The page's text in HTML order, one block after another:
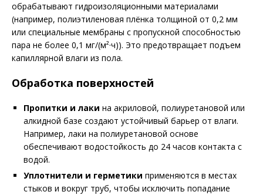
обрабатывают гидроизоляционными материалами
(например, полиэтиленовая плёнка толщиной от 0,2 мм
или специальные мембраны с пропускной способностью
пара не более 0,1 мг/(м²·ч)). Это предотвращает подъем
капиллярной влаги из пола.
Обработка поверхностей
Пропитки и лаки на акриловой, полиуретановой или
алкидной базе создают устойчивый барьер от влаги.
Например, лаки на полиуретановой основе
обеспечивают водостойкость до 24 часов контакта с
водой.
Уплотнители и герметики применяются в местах
стыков и вокруг труб, чтобы исключить попадание